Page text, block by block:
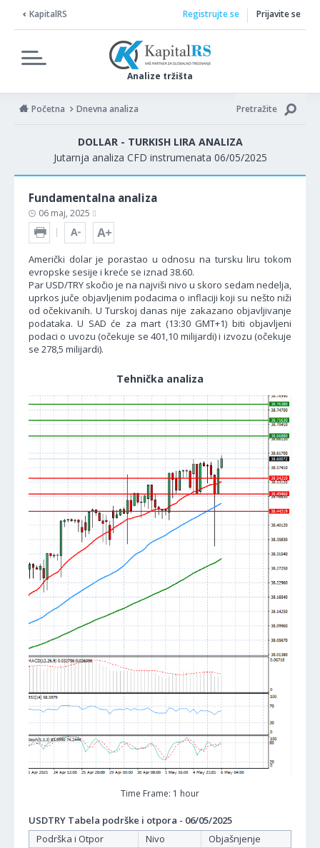
KapitalRS
Analize tržišta
Registrujte se Prijavite se
Početna Dnevna analiza Pretražite
DOLLAR - TURKISH LIRA ANALIZA
Jutarnja analiza CFD instrumenata 06/05/2025
Fundamentalna analiza
06 maj, 2025
Američki dolar je porastao u odnosu na tursku liru tokom
evropske sesije i kreće se iznad 38.60.
Par USD/TRY skočio je na najviši nivo u skoro sedam nedelja,
uprkos juče objavljenim podacima o inflaciji koji su nešto niži
od očekivanih. U Turskoj danas nije zakazano objavljivanje
podataka. U SAD će za mart (13:30 GMT+1) biti objavljeni
podaci o uvozu (očekuje se 401,10 milijardi) i izvozu (očekuje
se 278,5 milijardi).
Tehnička analiza
Time Frame: 1 hour
USDTRY Tabela podrške i otpora - 06/05/2025
Podrška i Otpor
Nivo
Objašnjenje